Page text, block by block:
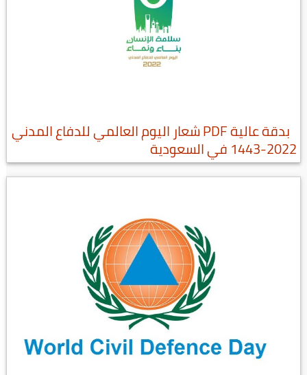
بدقة عالية PDF شعار اليوم العالمي للدفاع المدني
2022-1443 في السعودية